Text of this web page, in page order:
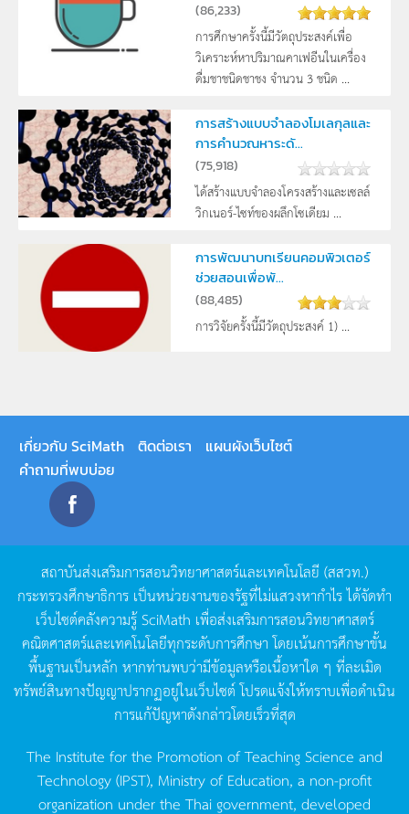
(86,233)
การศึกษาครั้งนี้มีวัตถุประสงค์เพื่อ
วิเคราะห์หาปริมาณคาเฟอีนในเครื่อง
ดื่มชาชนิดชาชง จำนวน 3 ชนิด ...
การสร้างแบบจำลองโมเลกุลและ
การคำนวณหาระดั...
(75,918)
ได้สร้างแบบจำลองโครงสร้างและเซลล์
วิกเนอร์-ไซท์ของผลึกโซเดียม ...
การพัฒนาบทเรียนคอมพิวเตอร์
ช่วยสอนเพื่อพั...
(88,485)
การวิจัยครั้งนี้มีวัตถุประสงค์ 1) ...
เกี่ยวกับ SciMath ติดต่อเรา
แผนผังเว็บไซต์
คำถามที่พบบ่อย
สถาบันส่งเสริมการสอนวิทยาศาสตร์และเทคโนโลยี (สสวท.)
กระทรวงศึกษาธิการ เป็นหน่วยงานของรัฐที่ไม่แสวงหากำไรได้จัดทำ
เว็บไซต์คลังความรู้SciMath เพื่อส่งเสริมการสอนวิทยาศาสตร์
คณิตศาสตร์และเทคโนโลยีทุกระดับการศึกษา โดยเน้นการศึกษาขั้น
พื้นฐานเป็นหลัก หากท่านพบว่ามีข้อมูลหรือเนื้อหาใด ๆ ที่ละเมิด
ทรัพย์สินทางปัญญาปรากฏอยู่ในเว็บไซต์โปรดแจ้งให้ทราบเพื่อดำเนิน
การแก้ปัญหาดังกล่าวโดยเร็วที่สุด
The Institute for the Promotion of Teaching Science and
Technology (IPST), Ministry of Education, a non-profit
organization under the Thai government, developed